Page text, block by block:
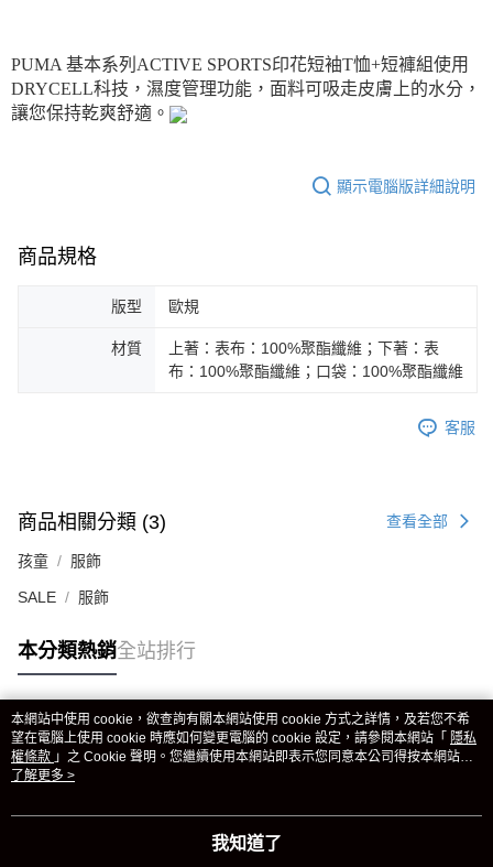
每筆NT$180
PUMA 基本系列ACTIVE SPORTS印花短袖T恤+短褲組使用
DRYCELL科技，濕度管理功能，面料可吸走皮膚上的水分，
讓您保持乾爽舒適。
顯示電腦版詳細說明
商品規格
版型 歐規
材質
上著：表布：100%聚酯纖維；下著：表
布：100%聚酯纖維；口袋：100%聚酯纖維
客服
商品相關分類 (3) 查看全部
孩童 服飾
SALE 服飾
本分類熱銷全站排行
熱門標籤
本網站中使用 cookie，欲查詢有關本網站使用 cookie 方式之詳情，及若您不希
望在電腦上使用 cookie 時應如何變更電腦的 cookie 設定，請參閱本網站「 隱私
權條款 」之 Cookie 聲明。您繼續使用本網站即表示您同意本公司得按本網站使
用條款之 Cookie 聲明使用 cookie。
了解更多 >
我知道了